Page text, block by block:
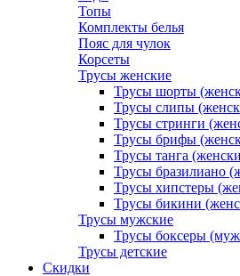
Топы
Комплекты белья
Пояс для чулок
Корсеты
Трусы женские
Трусы шорты
Трусы слипы
Трусы стринги
Трусы брифы
Трусы танга
Трусы бразилиано
Трусы хипстеры
Трусы бикини
Трусы мужские
Трусы боксеры
Трусы детские
Скидки